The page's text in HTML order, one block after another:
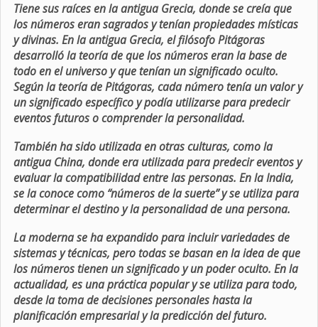
Tiene sus raíces en la antigua Grecia, donde se creía que
los números eran sagrados y tenían propiedades místicas
y divinas. En la antigua Grecia, el filósofo Pitágoras
desarrolló la teoría de que los números eran la base de
todo en el universo y que tenían un significado oculto.
Según la teoría de Pitágoras, cada número tenía un valor y
un significado específico y podía utilizarse para predecir
eventos futuros o comprender la personalidad.
También ha sido utilizada en otras culturas, como la
antigua China, donde era utilizada para predecir eventos y
evaluar la compatibilidad entre las personas. En la India,
se la conoce como “números de la suerte” y se utiliza para
determinar el destino y la personalidad de una persona.
La moderna se ha expandido para incluir variedades de
sistemas y técnicas, pero todas se basan en la idea de que
los números tienen un significado y un poder oculto. En la
actualidad, es una práctica popular y se utiliza para todo,
desde la toma de decisiones personales hasta la
planificación empresarial y la predicción del futuro.